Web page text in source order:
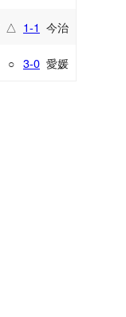
△ 1-1 今治
○ 3-0 愛媛